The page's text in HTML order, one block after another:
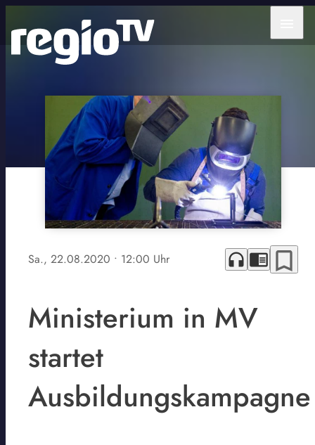
Sa., 22.08.2020 • 12:00 Uhr headphones chrome_reader_mode bookmark_border
Ministerium in MV
startet
Ausbildungskampagne